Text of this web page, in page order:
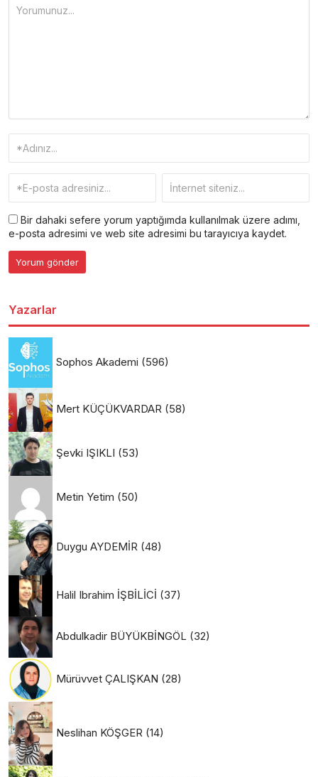
Bir dahaki sefere yorum yaptığımda kullanılmak üzere adımı,
e-posta adresimi ve web site adresimi bu tarayıcıya kaydet.
Yazarlar
Sophos Akademi (596)
Mert KÜÇÜKVARDAR (58)
Şevki IŞIKLI (53)
Metin Yetim (50)
Duygu AYDEMİR (48)
Halil Ibrahim İŞBİLİCİ (37)
Abdulkadir BÜYÜKBİNGÖL (32)
Mürüvvet ÇALIŞKAN (28)
Neslihan KÖŞGER (14)